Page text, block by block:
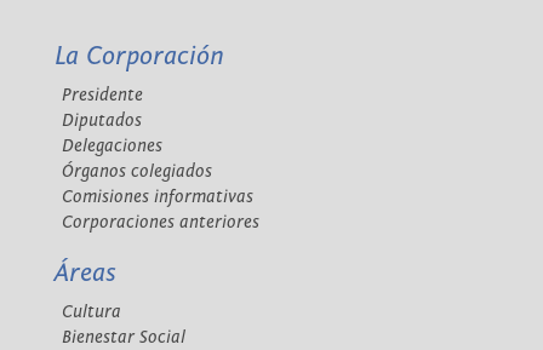
La Corporación
Presidente
Diputados
Delegaciones
Órganos colegiados
Comisiones informativas
Corporaciones anteriores
Áreas
Cultura
Bienestar Social